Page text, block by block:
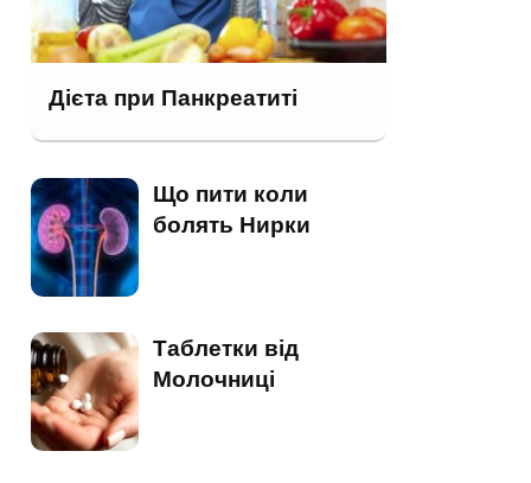
Дієта при Панкреатиті
Що пити коли
болять Нирки
Таблетки від
Молочниці